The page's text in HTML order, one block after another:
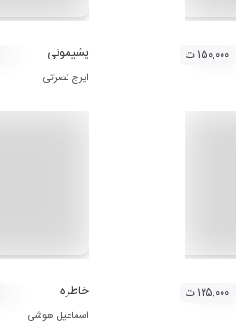
۱۵۰,۰۰۰ ت پشیمونی
ایرج نصرتی
۱۲۵,۰۰۰ ت خاطره
اسماعیل هوشی